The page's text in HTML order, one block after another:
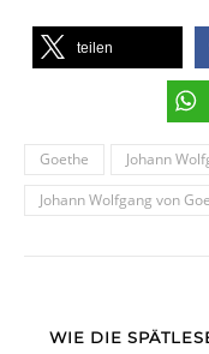
teilen
Goethe
Johann
Johann Wolfgang von
WIE DIE